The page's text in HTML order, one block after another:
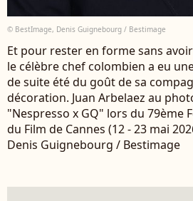
© BestImage, Denis Guignebourg / Bestimage
Et pour rester en forme sans
le célèbre chef colombien a eu
de suite été du goût de sa
décoration. Juan Arbelaez au
"Nespresso x GQ" lors du 79ème
du Film de Cannes (12 - 23 mai
Denis Guignebourg / Bestimage